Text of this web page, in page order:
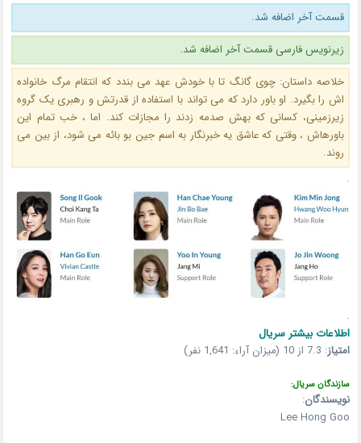
قسمت آخر اضافه شد.
زیرنویس فارسی قسمت آخر اضافه شد.
خلاصه داستان:چوی گانگ تا با خودش عهد می بندد که انتقام مرگ خانواده
اش را بگیرد. او باور دارد که می تواند با استفاده از قدرتش و رهبری یک گروه
زیرزمینی، کسانی که بهش صدمه زدند را مجازات کند. اما ، خب تمام این
باورهاش ، وقتی که عاشق یه خبرنگار به اسم جین بو بائه می شود، از بین می
روند.
.
.
اطلاعات بیشتر سریال
امتیاز: 7.3 از 10 (میزان آراء: 1,641 نفر)
سازندگان سریال:
نویسندگان:
Lee Hong Goo